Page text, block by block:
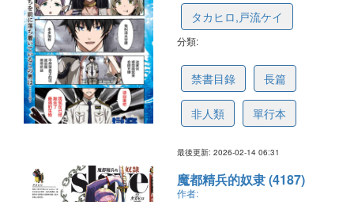
タカヒロ,戸流ケイ
分類:
禁書目錄 長篇
非人類 單行本
最後更新: 2026-02-14 06:31
魔都精兵的奴隶 (4187)
作者: